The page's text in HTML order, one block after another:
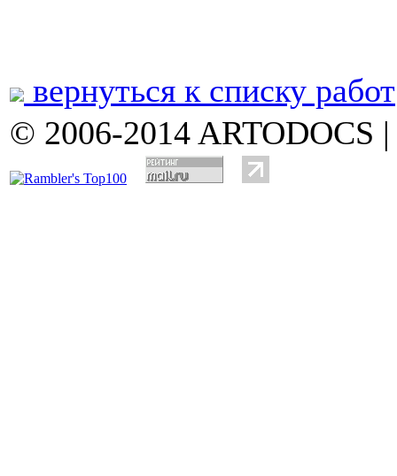
вернуться к списку работ
© 2006-2014 ARTODOCS